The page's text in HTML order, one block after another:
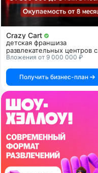
Crazy Cart
детская франшиза
развлекательных центров с
дрифт-картингом
Вложения от 9 000 000 ₽
Получить бизнес-план